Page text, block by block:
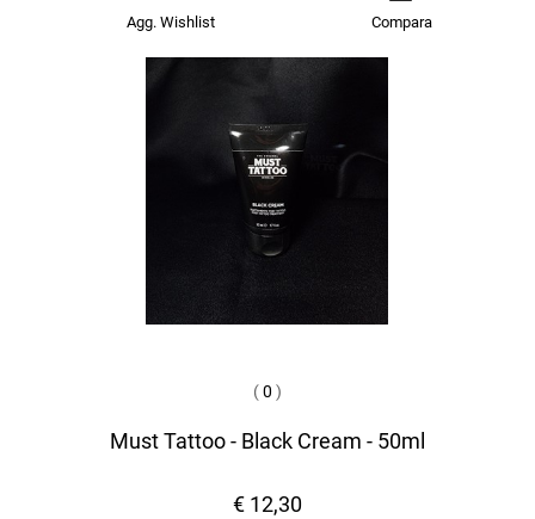
Agg. Wishlist Compara
(0 )
Must Tattoo - Black Cream - 50ml
€ 12,30